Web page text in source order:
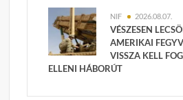
NIF 2026.08.07.
VÉSZESEN
AMERIKAI
VISSZA KELL
ELLENI HÁBORÚT